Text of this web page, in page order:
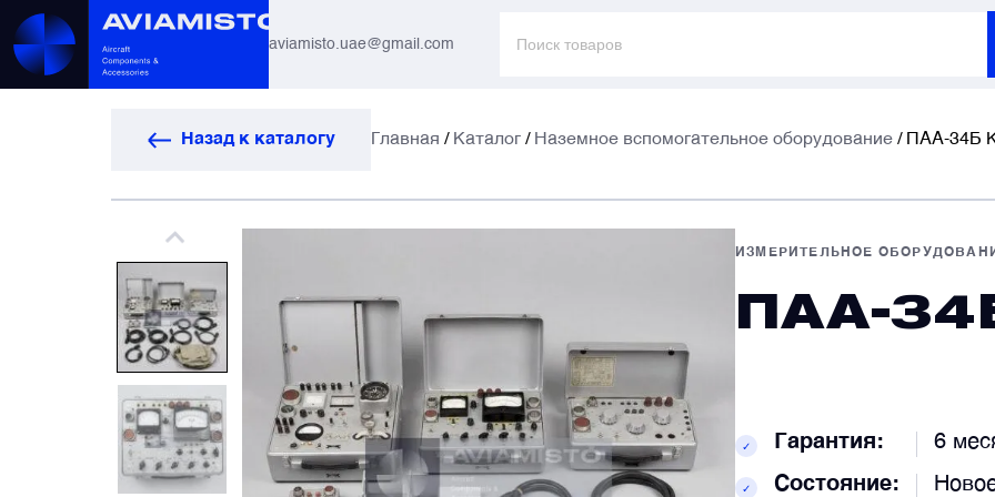
aviamisto.uae@gmail.com
Назад к каталогу Главная / Каталог / Наземное вспомогательное оборудование / ПАА-34Б
ИЗМЕРИТЕЛЬНОЕ
ПАА-
✓ Гарантия: 6
✓ Состояние:
Авиагоризонты
Автоматы защиты
Антенны и системы